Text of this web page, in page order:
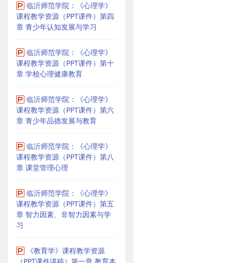
临沂师范学院：《心理学》
课程教学资源（PPT课件）第四
章 青少年认知发展与学习
临沂师范学院：《心理学》
课程教学资源（PPT课件）第十
章 学校心理健康教育
临沂师范学院：《心理学》
课程教学资源（PPT课件）第六
章 青少年品德发展与教育
临沂师范学院：《心理学》
课程教学资源（PPT课件）第八
章 课堂管理心理
临沂师范学院：《心理学》
课程教学资源（PPT课件）第五
章 智力因素、非智力因素与学
习
《教育学》课程教学资源